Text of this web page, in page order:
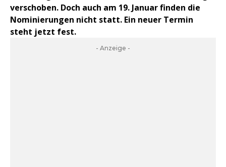
verschoben. Doch auch am 19. Januar finden die
Nominierungen nicht statt. Ein neuer Termin
steht jetzt fest.
- Anzeige -